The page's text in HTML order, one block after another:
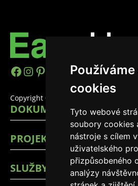
cookies
Tyto webové
soubory cookies
nástroje s cílem
uživatelského
přizpůsobeného
analýzy
h
t
t
p
s
:
I
n
s
t
a
g
P
i
n
t
e
r
T
i
k
T
o
k
Copyright © 2026 EasyHomes
DOKUMENTY
PROJEKTY
SLUŽBY